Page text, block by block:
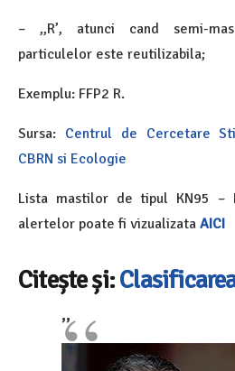
– ,,R’, atunci cand semi-
particulelor este reutilizabila;
Exemplu: FFP2 R.
Sursa: Centrul de Cercetare
CBRN si Ecologie
Lista mastilor de tipul KN95 –
alertelor poate fi vizualizata AICI
Citește și:
’’